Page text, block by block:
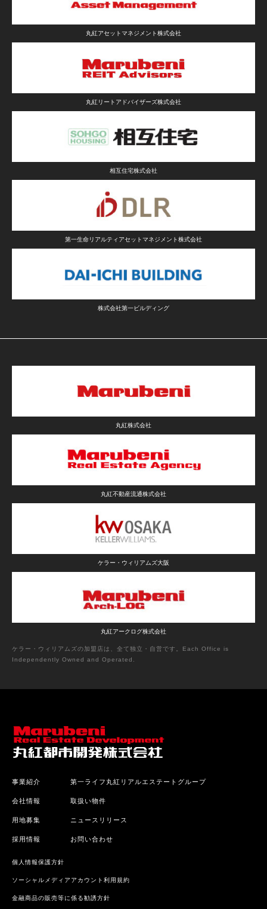
丸紅アセットマネジメント株式会社
丸紅リートアドバイザーズ株式会社
相互住宅株式会社
第一生命リアルティアセットマネジメント株式会社
株式会社第一ビルディング
丸紅株式会社
丸紅不動産流通株式会社
ケラー・ウィリアムズ大阪
丸紅アークログ株式会社
ケラー・ウィリアムズの加盟店は、全て独立・自営です。Each Office is
Independently Owned and Operated.
事業紹介
会社情報
用地募集
採用情報
第一ライフ丸紅リアルエステートグループ
取扱い物件
ニュースリリース
お問い合わせ
個人情報保護方針
ソーシャルメディアアカウント利用規約
金融商品の販売等に係る勧誘方針